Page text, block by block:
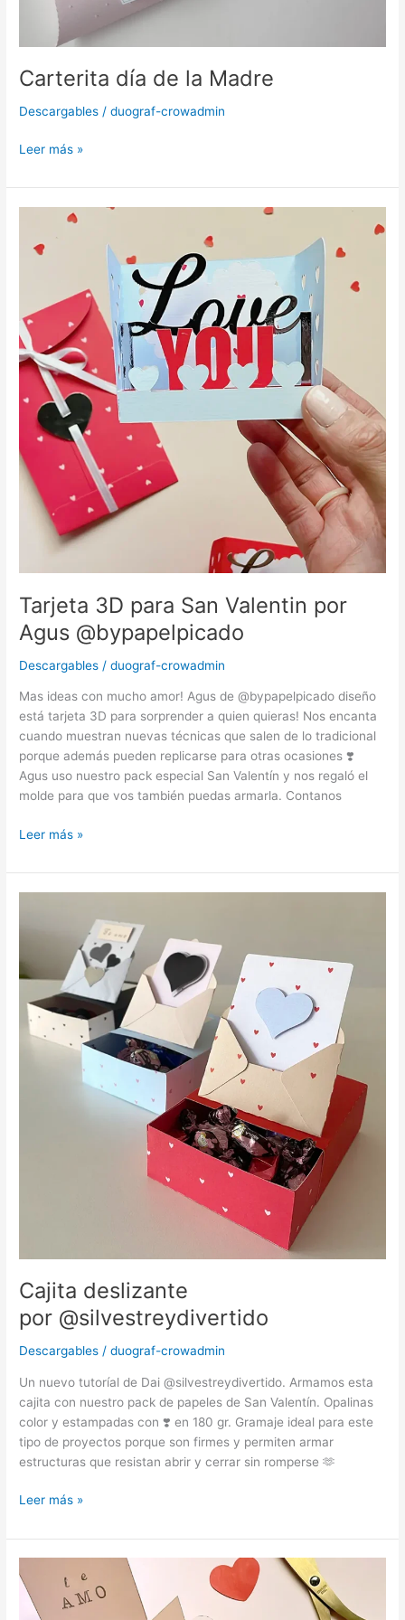
Carterita día de la Madre
Descargables /duograf-crowadmin
Leer más »
Tarjeta 3D para San Valentin por
Agus @bypapelpicado
Descargables /duograf-crowadmin
Mas ideas con mucho amor! Agus de @bypapelpicado diseño
está tarjeta 3D para sorprender a quien quieras! Nos encanta
cuando muestran nuevas técnicas que salen de lo tradicional
porque además pueden replicarse para otras ocasiones ❣️
Agus uso nuestro pack especial San Valentín y nos regaló el
molde para que vos también puedas armarla. Contanos
para
por
Agus @bypapelpicado
Leer más »
Cajita deslizante
por @silvestreydivertido
Descargables /duograf-crowadmin
Un nuevo tutoríal de Dai @silvestreydivertido. Armamos esta
cajita con nuestro pack de papeles de San Valentín. Opalinas
color y estampadas con ❣️ en 180 gr. Gramaje ideal para este
tipo de proyectos porque son firmes y permiten armar
estructuras que resistan abrir y cerrar sin romperse 🫶
por @silvestreydivertido
Leer más »
Sobre